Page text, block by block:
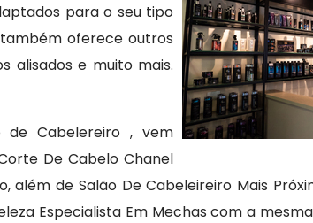
para o seu tipo
oferece outros
alisados e muito mais.
de Cabelereiro , vem
De Cabelo Chanel
de Salão De Cabeleireiro Mais
Especialista Em Mechas com a